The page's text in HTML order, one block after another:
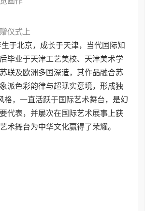
仪式上
于北京，成长于天津，当代国际知
毕业于天津工艺美校、天津美术学
联及欧洲多国深造，其作品融合苏
派色彩韵律与超现实意境，形成独
格，一直活跃于国际艺术舞台，是幻
代表，并屡次在国际艺术展事上获
术舞台为中华文化赢得了荣耀。